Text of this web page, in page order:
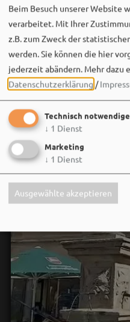
Beim Besuch unserer Website
verarbeitet. Mit Ihrer
z.B. zum Zweck der
werden. Sie können die hier
jederzeit abändern. Mehr dazu
Datenschutzerklärung /
Technisch
↓ 1 Dienst
Marketing
↓ 1 Dienst
Ausgewählte akzeptieren